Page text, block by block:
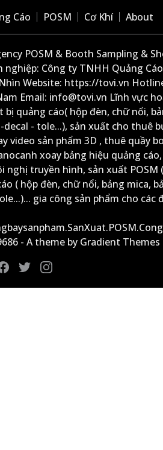
Cáo POSM Cơ Khí About
POSM & Booth Sampling &
Công ty TNHH Quảng
Website: https://tovi.vn
Email: info@tovi.vn Lĩnh vực
quảng cáo( hộp đèn, chữ nổi,
- tole...), sản xuất cho thuê
video sản phẩm 3D , thuê quầy
xoay bảng hiệu quảng
truyền hình, sản xuất POSM
( hộp đèn, chữ nổi, bảng mica,
gia công sản phẩm cho các
- A theme by Gradient